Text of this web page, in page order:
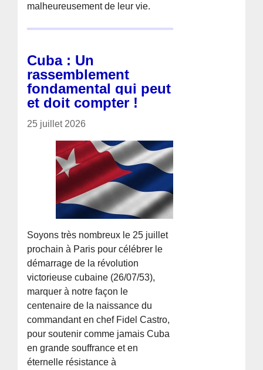
malheureusement de leur vie.
Cuba : Un
rassemblement
fondamental qui peut
et doit compter !
25 juillet 2026
Soyons très nombreux le 25 juillet
prochain à Paris pour célébrer le
démarrage de la révolution
victorieuse cubaine (26/07/53),
marquer à notre façon le
centenaire de la naissance du
commandant en chef Fidel Castro,
pour soutenir comme jamais Cuba
en grande souffrance et en
éternelle résistance à